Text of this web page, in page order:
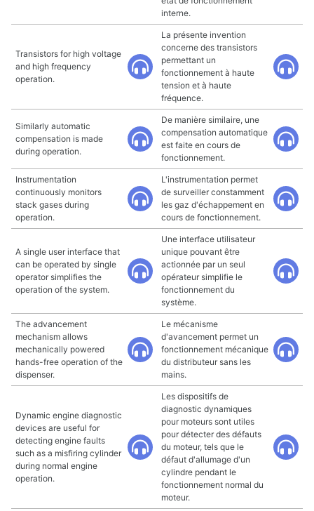
interne.
Transistors for high voltage
and high frequency
operation.
La présente invention
concerne des transistors
permettant un
fonctionnement à haute
tension et à haute
fréquence.
Similarly automatic
compensation is made
during operation.
De manière similaire, une
compensation automatique
est faite en cours de
fonctionnement.
Instrumentation
continuously monitors
stack gases during
operation.
L'instrumentation permet
de surveiller constamment
les gaz d'échappement en
cours de fonctionnement.
A single user interface that
can be operated by single
operator simplifies the
operation of the system.
Une interface utilisateur
unique pouvant être
actionnée par un seul
opérateur simplifie le
fonctionnement du
système.
The advancement
mechanism allows
mechanically powered
hands-free operation of the
dispenser.
Le mécanisme
d'avancement permet un
fonctionnement mécanique
du distributeur sans les
mains.
Dynamic engine diagnostic
devices are useful for
detecting engine faults
such as a misfiring cylinder
during normal engine
operation.
Les dispositifs de
diagnostic dynamiques
pour moteurs sont utiles
pour détecter des défauts
du moteur, tels que le
défaut d'allumage d'un
cylindre pendant le
fonctionnement normal du
moteur.